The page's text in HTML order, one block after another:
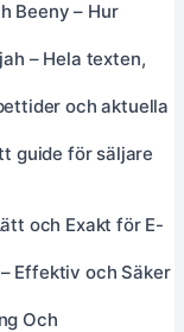
Beeny – Hur
– Hela texten,
och aktuella
guide för säljare
och Exakt för E-
Effektiv och Säker
Och